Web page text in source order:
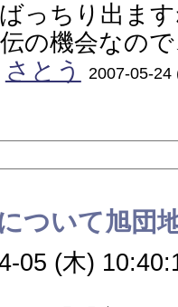
っちり出ま
の機会なの
さとう 2007-05-24
ついて旭団
05 (木)